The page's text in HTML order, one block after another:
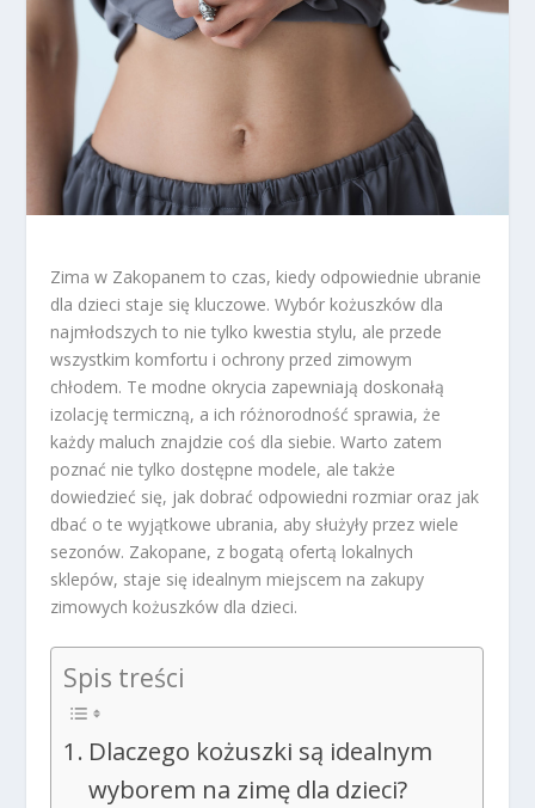
Zima w Zakopanem to czas, kiedy odpowiednie ubranie
dla dzieci staje się kluczowe. Wybór kożuszków dla
najmłodszych to nie tylko kwestia stylu, ale przede
wszystkim komfortu i ochrony przed zimowym
chłodem. Te modne okrycia zapewniają doskonałą
izolację termiczną, a ich różnorodność sprawia, że
każdy maluch znajdzie coś dla siebie. Warto zatem
poznać nie tylko dostępne modele, ale także
dowiedzieć się, jak dobrać odpowiedni rozmiar oraz jak
dbać o te wyjątkowe ubrania, aby służyły przez wiele
sezonów. Zakopane, z bogatą ofertą lokalnych
sklepów, staje się idealnym miejscem na zakupy
zimowych kożuszków dla dzieci.
Spis treści
Dlaczego kożuszki są idealnym
wyborem na zimę dla dzieci?